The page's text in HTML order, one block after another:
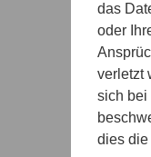
das
oder
verletzt
sich bei
dies die